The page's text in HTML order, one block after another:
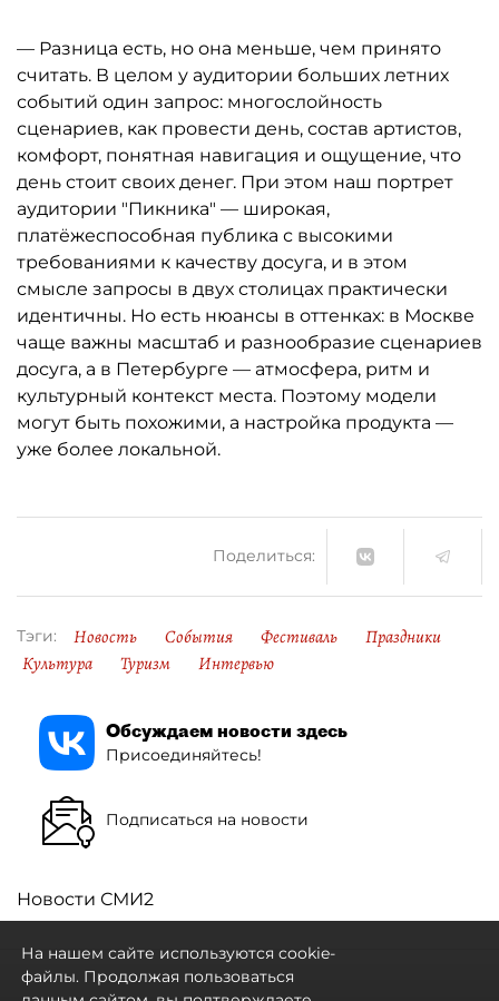
— Разница есть, но она меньше, чем принято
считать. В целом у аудитории больших летних
событий один запрос: многослойность
сценариев, как провести день, состав артистов,
комфорт, понятная навигация и ощущение, что
день стоит своих денег. При этом наш портрет
аудитории "Пикника" — широкая,
платёжеспособная публика с высокими
требованиями к качеству досуга, и в этом
смысле запросы в двух столицах практически
идентичны. Но есть нюансы в оттенках: в Москве
чаще важны масштаб и разнообразие сценариев
досуга, а в Петербурге — атмосфера, ритм и
культурный контекст места. Поэтому модели
могут быть похожими, а настройка продукта —
уже более локальной.
Поделиться:
Тэги: Новость События Фестиваль
Праздники
Культура
Туризм Интервью
Обсуждаем новости здесь
Присоединяйтесь!
Подписаться на новости
Новости СМИ2
На нашем сайте используются cookie-
файлы. Продолжая пользоваться